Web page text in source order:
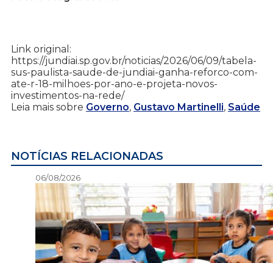
Link original:
https://jundiai.sp.gov.br/noticias/2026/06/09/tabela-
sus-paulista-saude-de-jundiai-ganha-reforco-com-
ate-r-18-milhoes-por-ano-e-projeta-novos-
investimentos-na-rede/
Leia mais sobre Governo, Gustavo Martinelli, Saúde
NOTÍCIAS RELACIONADAS
06/08/2026